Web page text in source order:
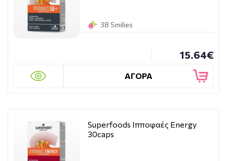
38 Smilies
15.64€
ΑΓΟΡΑ
Superfoods Ιπποφαές Energy
30caps